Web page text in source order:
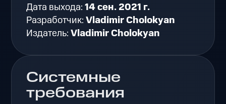
Дата выхода:14 сен. 2021 г.
Разработчик:Vladimir Cholokyan
Издатель:Vladimir Cholokyan
Системные
требования